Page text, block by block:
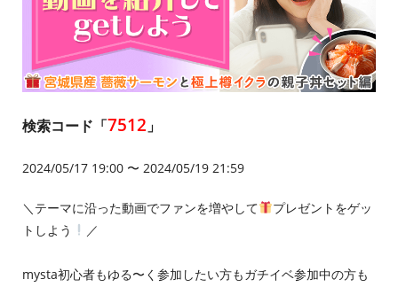
検索コード「7512 」
2024/05/17 19:00 〜 2024/05/19 21:59
＼テーマに沿った動画でファンを増やして
プレゼントをゲッ
トしよう
／
mysta初心者もゆる〜く参加したい方もガチイベ参加中の方も